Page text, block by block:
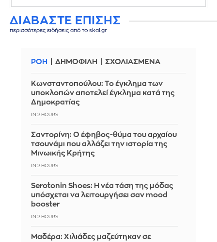
ΔΙΑΒΑΣΤΕ ΕΠΙΣΗΣ
περισσότερες ειδήσεις από το skai.gr
ΡΟΗ ΔΗΜΟΦΙΛΗ ΣΧΟΛΙΑΣΜΕΝΑ
Κωνσταντοπούλου: Το έγκλημα των
υποκλοπών αποτελεί έγκλημα κατά της
Δημοκρατίας
IN 2 HOURS
Σαντορίνη: Ο έφηβος-θύμα του αρχαίου
τσουνάμι που αλλάζει την ιστορία της
Μινωικής Κρήτης
IN 2 HOURS
Serotonin Shoes: Η νέα τάση της μόδας
υπόσχεται να λειτουργήσει σαν mood
booster
IN 2 HOURS
Μαδέρα: Χιλιάδες μαζεύτηκαν σε